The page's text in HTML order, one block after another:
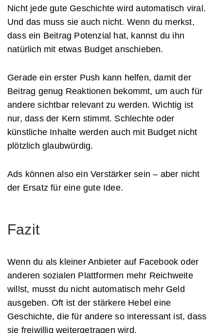
Nicht jede gute Geschichte wird automatisch viral.
Und das muss sie auch nicht. Wenn du merkst,
dass ein Beitrag Potenzial hat, kannst du ihn
natürlich mit etwas Budget anschieben.
Gerade ein erster Push kann helfen, damit der
Beitrag genug Reaktionen bekommt, um auch für
andere sichtbar relevant zu werden. Wichtig ist
nur, dass der Kern stimmt. Schlechte oder
künstliche Inhalte werden auch mit Budget nicht
plötzlich glaubwürdig.
Ads können also ein Verstärker sein – aber nicht
der Ersatz für eine gute Idee.
Fazit
Wenn du als kleiner Anbieter auf Facebook oder
anderen sozialen Plattformen mehr Reichweite
willst, musst du nicht automatisch mehr Geld
ausgeben. Oft ist der stärkere Hebel eine
Geschichte, die für andere so interessant ist, dass
sie freiwillig weitergetragen wird.